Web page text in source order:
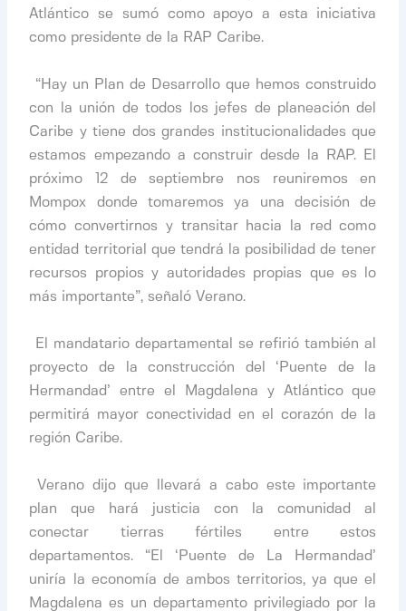
Atlántico se sumó como apoyo a esta iniciativa
como presidente de la RAP Caribe.
​ “Hay un Plan de Desarrollo que hemos construido
con la unión de todos los jefes de planeación del
Caribe y tiene dos grandes institucionalidades que
estamos empezando a construir desde la RAP. El
próximo 12 de septiembre nos reuniremos en
Mompox donde tomaremos ya una decisión de
cómo convertirnos y transitar hacia la red como
entidad territorial que tendrá la posibilidad de tener
recursos propios y autoridades propias que es lo
más importante”, señaló Verano.
​ El mandatario departamental se refirió también al
proyecto de la construcción del ‘Puente de la
Hermandad’ entre el Magdalena y Atlántico que
permitirá mayor conectividad en el corazón de la
región Caribe.
​ Verano dijo que llevará a cabo este importante
plan que hará justicia con la comunidad al
conectar tierras fértiles entre estos
departamentos. “El ‘Puente de La Hermandad’
uniría la economía de ambos territorios, ya que el
Magdalena es un departamento privilegiado por la